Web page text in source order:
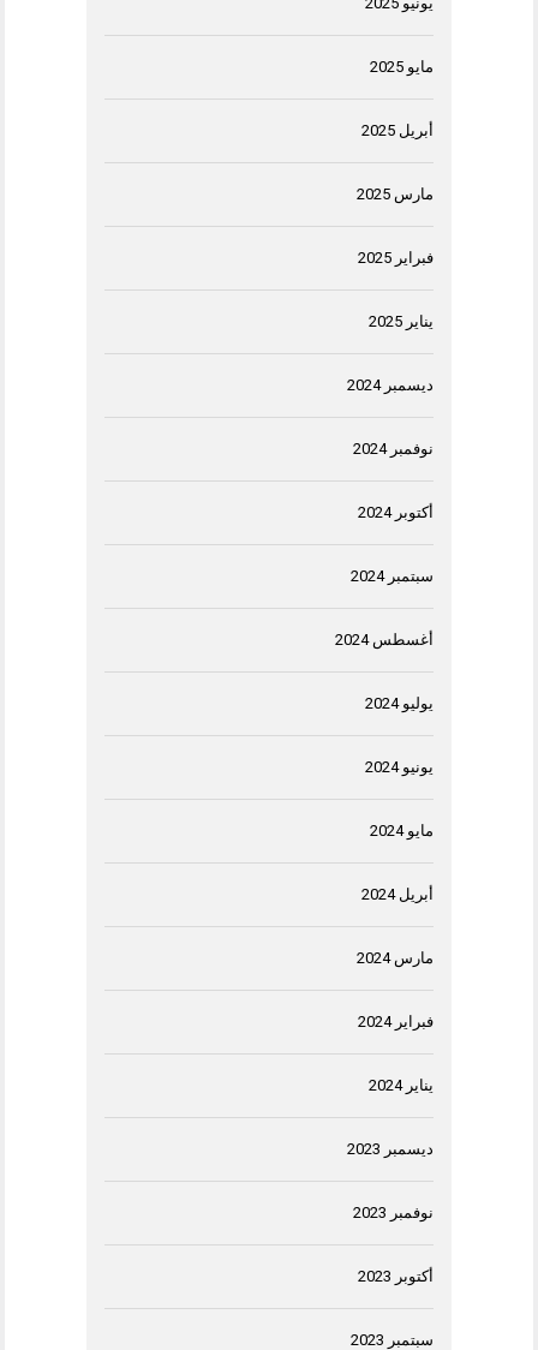
مايو 2025
أبريل 2025
مارس 2025
فبراير 2025
يناير 2025
ديسمبر 2024
نوفمبر 2024
أكتوبر 2024
سبتمبر 2024
أغسطس 2024
يوليو 2024
يونيو 2024
مايو 2024
أبريل 2024
مارس 2024
فبراير 2024
يناير 2024
ديسمبر 2023
نوفمبر 2023
أكتوبر 2023
سبتمبر 2023